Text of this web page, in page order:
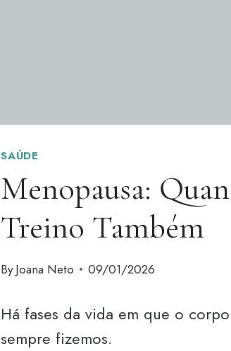
SAÚDE
Menopausa:
Treino Também
ByJoana Neto 09/01/2026
Há fases da vida em que o
sempre fizemos.